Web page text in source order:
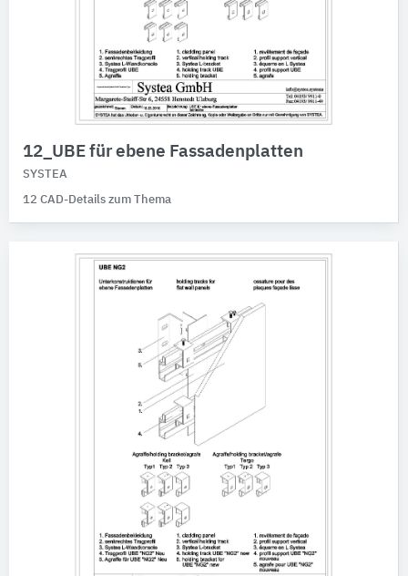
12_UBE für ebene Fassadenplatten
SYSTEA
12 CAD-Details zum Thema